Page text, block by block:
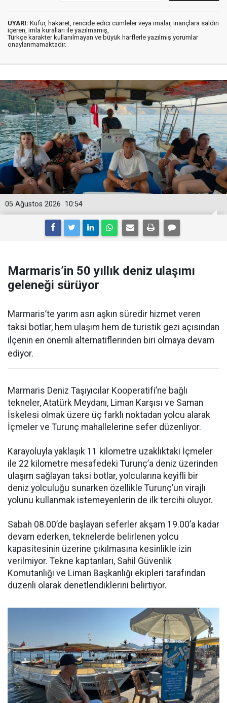
UYARI: Küfür, hakaret, rencide edici cümleler veya imalar, inançlara saldırı
içeren, imla kuralları ile yazılmamış,
Türkçe karakter kullanılmayan ve büyük harflerle yazılmış yorumlar
onaylanmamaktadır.
10:54
05 Ağustos 2026
Marmaris’in 50 yıllık deniz ulaşımı
geleneği sürüyor
Marmaris’te yarım asrı aşkın süredir hizmet veren
taksi botlar, hem ulaşım hem de turistik gezi açısından
ilçenin en önemli alternatiflerinden biri olmaya devam
ediyor.
Marmaris Deniz Taşıyıcılar Kooperatifi’ne bağlı
tekneler, Atatürk Meydanı, Liman Karşısı ve Saman
İskelesi olmak üzere üç farklı noktadan yolcu alarak
İçmeler ve Turunç mahallelerine sefer düzenliyor.
Karayoluyla yaklaşık 11 kilometre uzaklıktaki İçmeler
ile 22 kilometre mesafedeki Turunç’a deniz üzerinden
ulaşım sağlayan taksi botlar, yolcularına keyifli bir
deniz yolculuğu sunarken özellikle Turunç’un virajlı
yolunu kullanmak istemeyenlerin de ilk tercihi oluyor.
Sabah 08.00’de başlayan seferler akşam 19.00’a kadar
devam ederken, teknelerde belirlenen yolcu
kapasitesinin üzerine çıkılmasına kesinlikle izin
verilmiyor. Tekne kaptanları, Sahil Güvenlik
Komutanlığı ve Liman Başkanlığı ekipleri tarafından
düzenli olarak denetlendiklerini belirtiyor.